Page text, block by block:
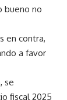
bueno no
en contra,
a favor
se
fiscal 2025